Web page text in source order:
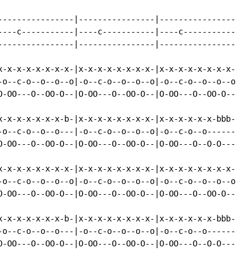
|----------------|----------------|
c-----------|----c-----------|----c-----------|
|----------------|----------------|
x-x-x-x-x-x-x-|x-x-x-x-x-x-x-x-|x-x-x-x-x-x-x-x-|
c-o--o--o--o|-o--c-o--o--o--o|-o--c-o--o--o--o|
OO---O--OO-O--|O-OO---O--OO-O--|O-OO---O--OO-O--|
x-x-x-x-x-x-b-|x-x-x-x-x-x-x-x-|x-x-x-x-x-x-bbb-|
c-o--o--o---|-o--c-o--o--o--o|-o--c-o--o------|
OO---O--OO-O--|O-OO---O--OO-O--|O-OO---O--O-O---|
x-x-x-x-x-x-x-|x-x-x-x-x-x-x-x-|x-x-x-x-x-x-x-x-|
c-o--o--o--o|-o--c-o--o--o--o|-o--c-o--o--o--o|
OO---O--OO-O--|O-OO---O--OO-O--|O-OO---O--OO-O--|
x-x-x-x-x-x-b-|x-x-x-x-x-x-x-x-|x-x-x-x-x-x-bbb-|
c-o--o--o---|-o--c-o--o--o--o|-o--c-o--o------|
OO---O--OO-O--|O-OO---O--OO-O--|O-OO---O--O-O---|